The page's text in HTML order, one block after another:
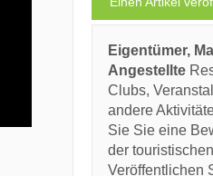
Eigentümer,
Angestellte
Clubs,
andere
Sie Sie eine
der
Veröffentlichen